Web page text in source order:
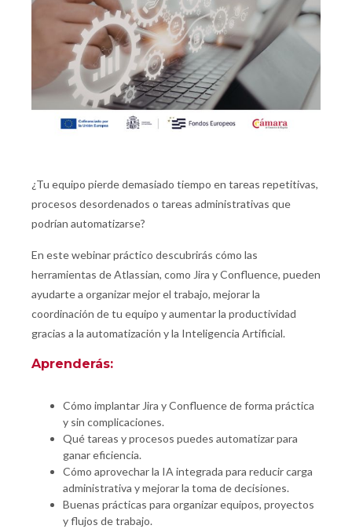
¿Tu equipo pierde demasiado tiempo en tareas repetitivas,
procesos desordenados o tareas administrativas que
podrían automatizarse?
En este webinar práctico descubrirás cómo las
herramientas de Atlassian, como Jira y Confluence, pueden
ayudarte a organizar mejor el trabajo, mejorar la
coordinación de tu equipo y aumentar la productividad
gracias a la automatización y la Inteligencia Artificial.
Aprenderás:
Cómo implantar Jira y Confluence de forma práctica
y sin complicaciones.
Qué tareas y procesos puedes automatizar para
ganar eficiencia.
Cómo aprovechar la IA integrada para reducir carga
administrativa y mejorar la toma de decisiones.
Buenas prácticas para organizar equipos, proyectos
y flujos de trabajo.